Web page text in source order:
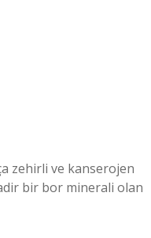
zehirli ve kanserojen
bir bor minerali olan